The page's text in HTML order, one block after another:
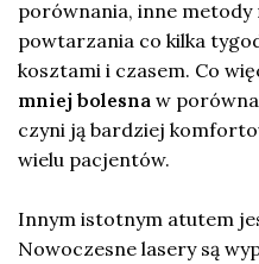
porównania, inne metody
powtarzania co kilka
kosztami i czasem. Co
mniej bolesna w
czyni ją bardziej
wielu pacjentów.
Innym istotnym atutem
Nowoczesne lasery są